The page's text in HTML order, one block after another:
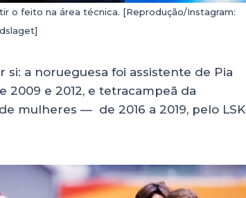
o feito na área técnica. [Reprodução/Instagram:
a norueguesa foi assistente de Pia
2009 e 2012, e tetracampeã da
mulheres — de 2016 a 2019, pelo LSK